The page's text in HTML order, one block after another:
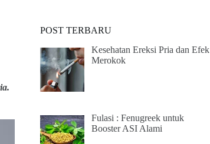
POST TERBARU
Kesehatan Ereksi Pria dan Efek
Merokok
Fulasi : Fenugreek untuk
Booster ASI Alami